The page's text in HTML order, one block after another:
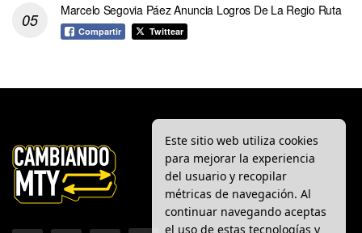
Marcelo Segovia Páez Anuncia Logros De La Regio Ruta
Compartir Twittear
Este sitio web utiliza cookies
para mejorar la experiencia
del usuario y recopilar
métricas de navegación. Al
continuar navegando aceptas
el uso de estas tecnologías y